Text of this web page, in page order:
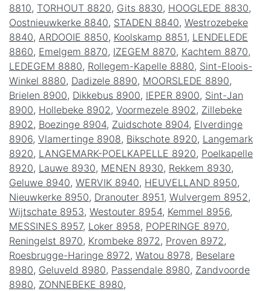
8810, TORHOUT 8820, Gits 8830, HOOGLEDE 8830,
Oostnieuwkerke 8840, STADEN 8840, Westrozebeke
8840, ARDOOIE 8850, Koolskamp 8851, LENDELEDE
8860, Emelgem 8870, IZEGEM 8870, Kachtem 8870,
LEDEGEM 8880, Rollegem-Kapelle 8880, Sint-Eloois-
Winkel 8880, Dadizele 8890, MOORSLEDE 8890,
Brielen 8900, Dikkebus 8900, IEPER 8900, Sint-Jan
8900, Hollebeke 8902 , Voormezele 8902 , Zillebeke
8902 , Boezinge 8904, Zuidschote 8904, Elverdinge
8906, Vlamertinge 8908, Bikschote 8920, Langemark
8920, LANGEMARK-POELKAPELLE 8920, Poelkapelle
8920, Lauwe 8930, MENEN 8930, Rekkem 8930,
Geluwe 8940, WERVIK 8940, HEUVELLAND 8950,
Nieuwkerke 8950, Dranouter 8951, Wulvergem 8952 ,
Wijtschate 8953, Westouter 8954, Kemmel 8956,
MESSINES 8957, Loker 8958, POPERINGE 8970,
Reningelst 8970, Krombeke 8972 , Proven 8972 ,
Roesbrugge-Haringe 8972 , Watou 8978, Beselare
8980, Geluveld 8980, Passendale 8980, Zandvoorde
8980, ZONNEBEKE 8980,